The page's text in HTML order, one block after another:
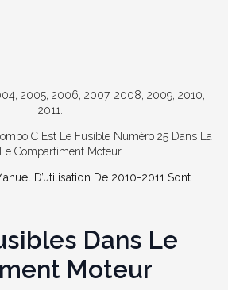
2005, 2006, 2007, 2008, 2009, 2010,
2011.
C Est Le Fusible Numéro 25 Dans La
Compartiment Moteur.
D’utilisation De 2010-2011 Sont
Dans Le
Moteur